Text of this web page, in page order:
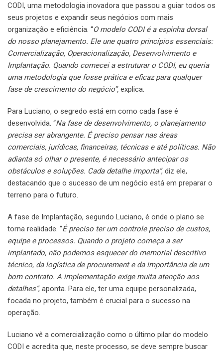
CODI, uma metodologia inovadora que passou a guiar todos os
seus projetos e expandir seus negócios com mais
organização e eficiência. “O modelo CODI é a espinha dorsal
do nosso planejamento. Ele une quatro princípios essenciais:
Comercialização, Operacionalização, Desenvolvimento e
Implantação. Quando comecei a estruturar o CODI, eu queria
uma metodologia que fosse prática e eficaz para qualquer
fase de crescimento do negócio”, explica.
Para Luciano, o segredo está em como cada fase é
desenvolvida. “Na fase de desenvolvimento, o planejamento
precisa ser abrangente. É preciso pensar nas áreas
comerciais, jurídicas, financeiras, técnicas e até políticas. Não
adianta só olhar o presente, é necessário antecipar os
obstáculos e soluções. Cada detalhe importa”, diz ele,
destacando que o sucesso de um negócio está em preparar o
terreno para o futuro.
A fase de Implantação, segundo Luciano, é onde o plano se
torna realidade. “É preciso ter um controle preciso de custos,
equipe e processos. Quando o projeto começa a ser
implantado, não podemos esquecer do memorial descritivo
técnico, da logística de procurement e da importância de um
bom contrato. A implementação exige muita atenção aos
detalhes”, aponta. Para ele, ter uma equipe personalizada,
focada no projeto, também é crucial para o sucesso na
operação.
Luciano vê a comercialização como o último pilar do modelo
CODI e acredita que, neste processo, se deve sempre buscar